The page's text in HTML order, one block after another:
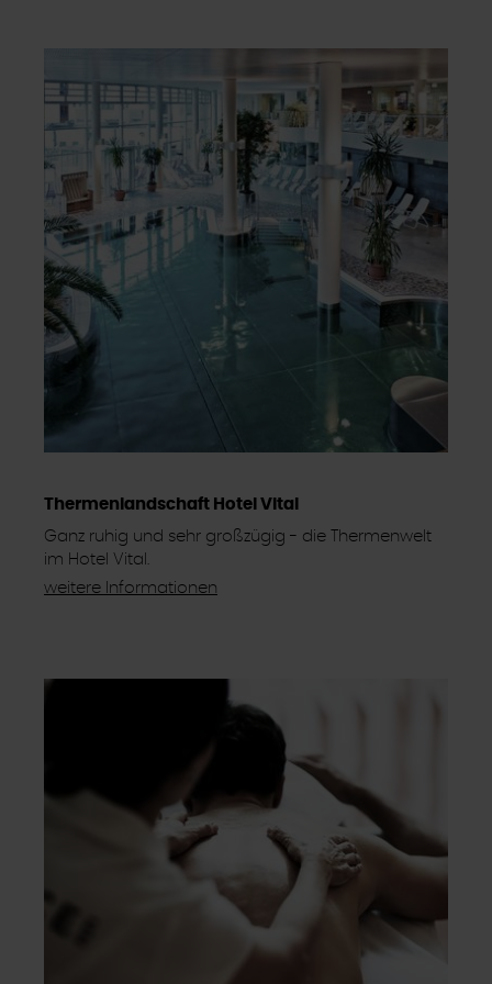
Thermenlandschaft Hotel Vital
Ganz ruhig und sehr großzügig - die Thermenwelt
im Hotel Vital.
weitere Informationen